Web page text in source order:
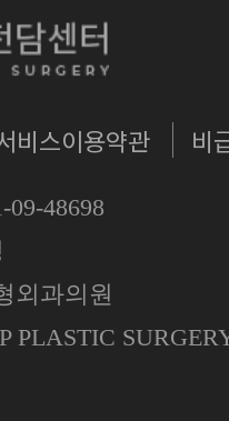
비스이용약관 비
48698
외과의원
PLASTIC